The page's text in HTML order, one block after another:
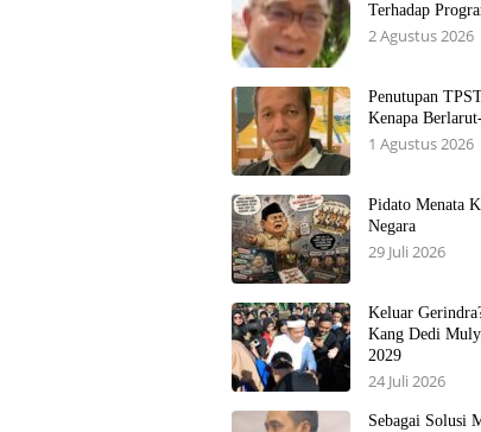
Terhadap
2 Agustus 2026
Penutupan
Kenapa
1 Agustus 2026
Pidato Menata
Negara
29 Juli 2026
Keluar
Kang Dedi
2029
24 Juli 2026
Sebagai Solusi